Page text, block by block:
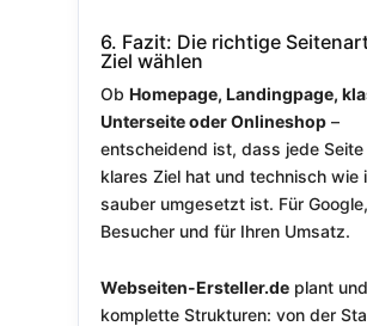
6. Fazit: Die richtige
Ziel wählen
Ob Homepage, Landingpage,
Unterseite oder Onlineshop–
entscheidend ist, dass jede Seite
klares Ziel hat und technisch wie
sauber umgesetzt ist. Für
Besucher und für Ihren Umsatz.
Webseiten-Ersteller.deplant
komplette Strukturen: von der